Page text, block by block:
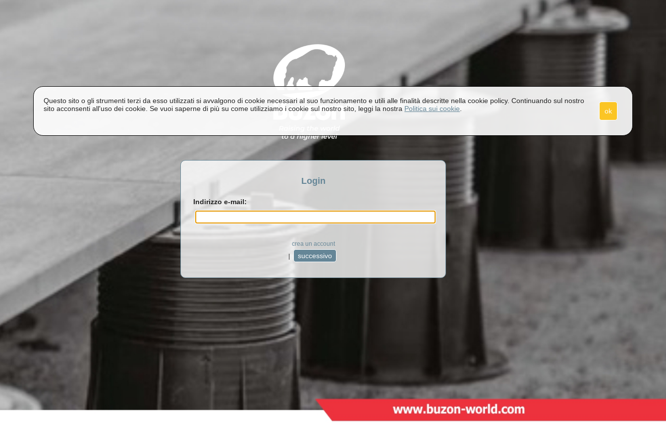
Login
Indirizzo e-mail:
crea un account
ok
Questo sito o gli strumenti terzi da esso utilizzati si avvalgono di cookie necessari al suo funzionamento e utili alle finalità descritte nella cookie policy. Continuando sul nostro
sito acconsenti all'uso dei cookie. Se vuoi saperne di più su come utilizziamo i cookie sul nostro sito, leggi la nostra Politica sui cookie.